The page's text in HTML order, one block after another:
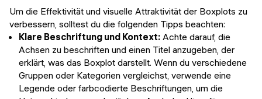
Um die Effektivität und visuelle Attraktivität der Boxplots zu
verbessern, solltest du die folgenden Tipps beachten:
Klare Beschriftung und Kontext: Achte darauf, die
Achsen zu beschriften und einen Titel anzugeben, der
erklärt, was das Boxplot darstellt. Wenn du verschiedene
Gruppen oder Kategorien vergleichst, verwende eine
Legende oder farbcodierte Beschriftungen, um die